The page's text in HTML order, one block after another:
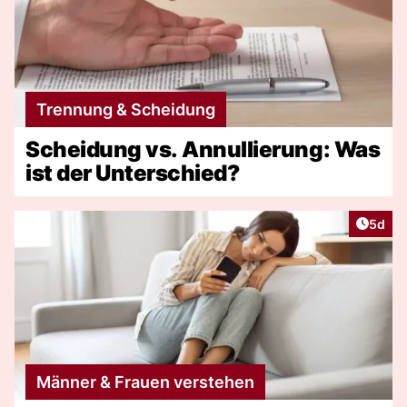
Trennung & Scheidung
Scheidung vs. Annullierung: Was
ist der Unterschied?
5d
Männer & Frauen verstehen